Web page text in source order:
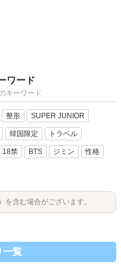
ワード
キーワード
整形 SUPER JUNIOR
韓国限定 トラベル
18禁 BTS ジミン 性格
含む場合がございます。
一覧